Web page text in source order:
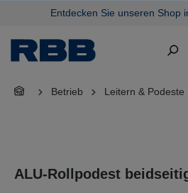
springenEntdecken Sie unseren Shop
Betrieb Leitern & Podeste
ALU-Rollpodest